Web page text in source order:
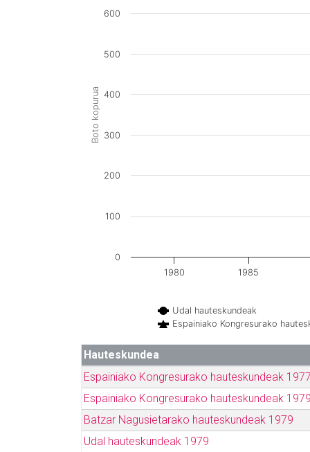
Boto kopurua
Udal hauteskundeak
Espainiako Kongresurako
1980 1985
0
100
200
300
400
500
600
Hauteskundea
Espainiako Kongresurako hauteskundeak 1977
Espainiako Kongresurako hauteskundeak 1979
Batzar Nagusietarako hauteskundeak 1979
Udal hauteskundeak 1979